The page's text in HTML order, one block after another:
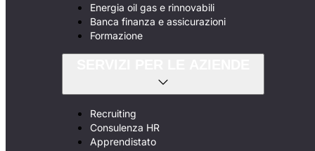
Energia oil gas e rinnovabili
Banca finanza e assicurazioni
Formazione
Recruiting
Consulenza HR
Apprendistato